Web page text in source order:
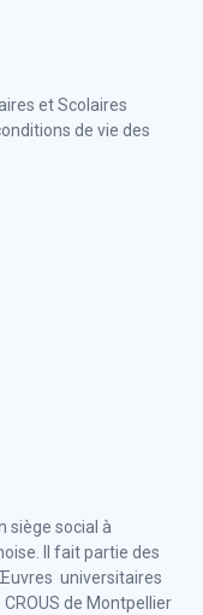
et Scolaires
de vie des
siège social à
Il fait partie des
universitaires
de Montpellier